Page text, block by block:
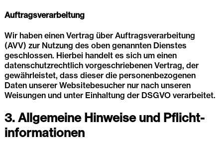
Auftragsverarbeitung
Wir haben einen Vertrag über Auftragsverarbeitung
(AVV) zur Nutzung des oben genannten Dienstes
geschlossen. Hierbei handelt es sich um einen
datenschutzrechtlich vorgeschriebenen Vertrag, der
gewährleistet, dass dieser die personenbezogenen
Daten unserer Websitebesucher nur nach unseren
Weisungen und unter Einhaltung der DSGVO verarbeitet.
3. Allgemeine Hinweise und Pflicht­
informationen